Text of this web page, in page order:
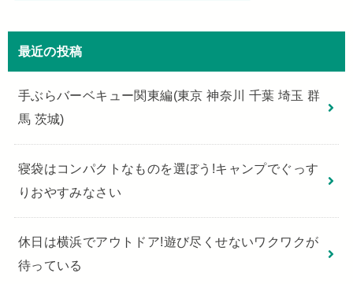
最近の投稿
手ぶらバーベキュー関東編(東京 神奈川 千葉 埼玉 群
馬 茨城)
寝袋はコンパクトなものを選ぼう!キャンプでぐっす
りおやすみなさい
休日は横浜でアウトドア!遊び尽くせないワクワクが
待っている